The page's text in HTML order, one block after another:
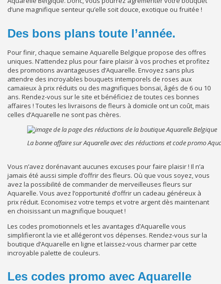
d’une magnifique senteur qu’elle soit douce, exotique ou fruitée !
Des bons plans toute l’année.
Pour finir, chaque semaine Aquarelle Belgique propose des offres
uniques. N’attendez plus pour faire plaisir à vos proches et profitez
des promotions avantageuses d’Aquarelle. Envoyez sans plus
attendre des incroyables bouquets intemporels de roses aux
camaïeux à prix réduits ou des magnifiques bonsaï, âgés de 6 ou 10
ans. Rendez-vous sur le site et bénéficiez de toutes ces bonnes
affaires ! Toutes les livraisons de fleurs à domicile ont un coût, mais
celles d’Aquarelle ne sont pas chères.
La bonne affaire sur Aquarelle avec des réductions et code promo
Vous n’avez dorénavant aucunes excuses pour faire plaisir ! Il n’a
jamais été aussi simple d’offrir des fleurs. Où que vous soyez, vous
avez la possibilité de commander de merveilleuses fleurs sur
Aquarelle. Vous avez l’opportunité d’offrir un cadeau généreux à
prix réduit. Economisez votre temps et votre argent dès maintenant
en choisissant un magnifique bouquet !
Les codes promotionnels et les avantages d’Aquarelle vous
simplifieront la vie et allégeront vos dépenses. Rendez-vous sur la
boutique d’Aquarelle en ligne et laissez-vous charmer par cette
incroyable palette de couleurs.
Les codes promo avec Aquarelle